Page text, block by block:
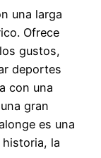
una larga
Ofrece
gustos,
deportes
con una
gran
es una
la